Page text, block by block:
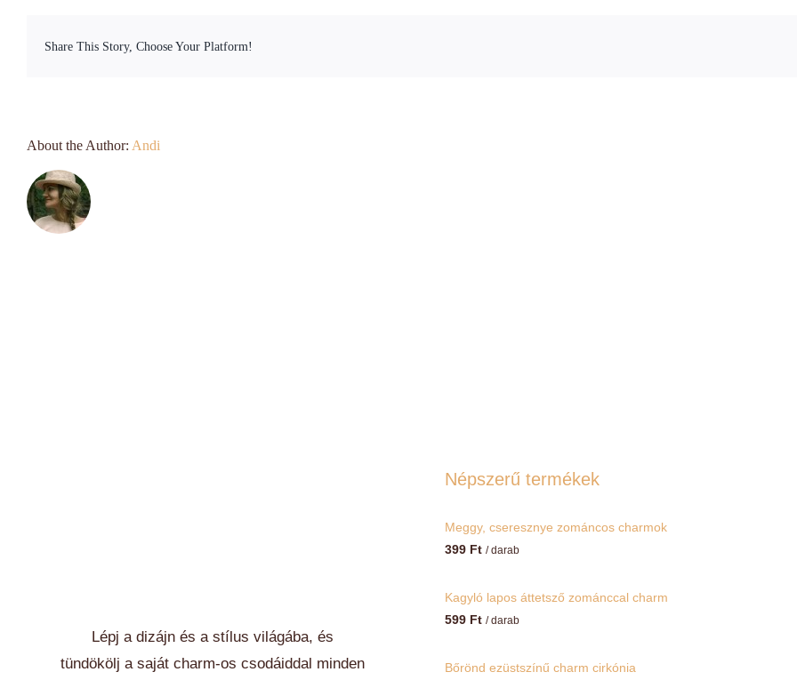
Share This Story, Choose Your Platform!
About the Author: Andi
Lépj a dizájn és a stílus világába, és
tündökölj a saját charm-os csodáiddal minden
Népszerű termékek
Meggy, cseresznye zománcos charmok
399 Ft / darab
Kagyló lapos áttetsző zománccal charm
599 Ft / darab
Bőrönd ezüstszínű charm cirkónia